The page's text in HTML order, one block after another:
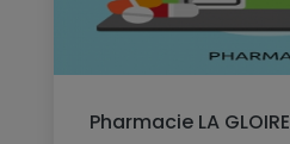
Pharmacie LA GLOIRE